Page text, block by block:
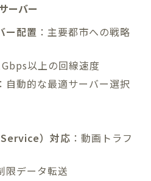
ーバー
ー配置 ：主要都市への戦略
以上の回線速度
：自動的な最適サーバー選択
）対応 ：動画トラフ
限データ転送